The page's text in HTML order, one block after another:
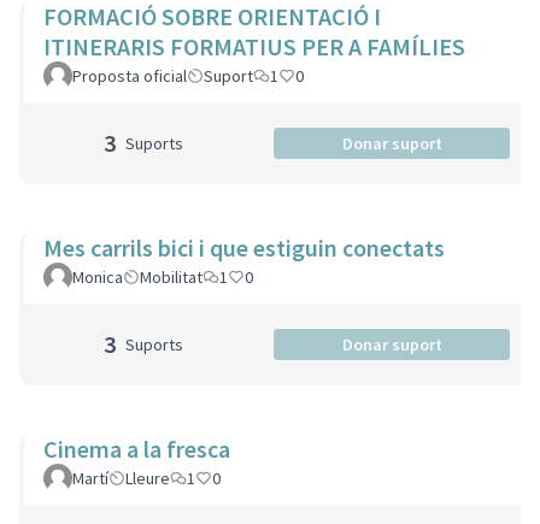
FORMACIÓ SOBRE ORIENTACIÓ I
ITINERARIS FORMATIUS PER A FAMÍLIES
Proposta oficial Suport 1 0
3 Suports Donar suport
Mes carrils bici i que estiguin conectats
Monica Mobilitat 1 0
3 Suports Donar suport
Cinema a la fresca
Martí Lleure 1 0